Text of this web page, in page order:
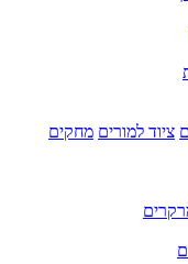
ציוד למורים מחקים